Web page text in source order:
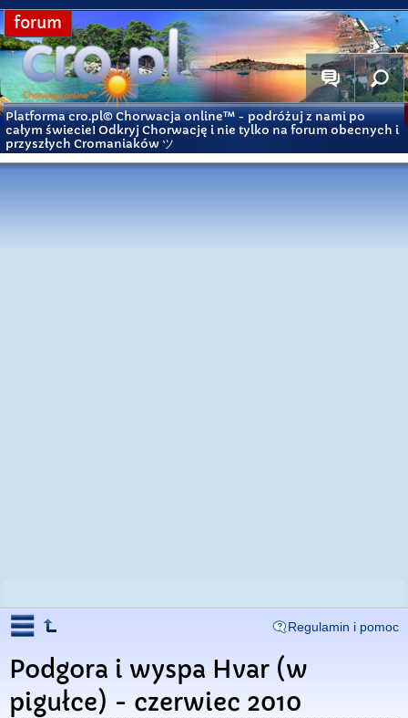
forum
Platforma cro.pl© Chorwacja online™ - podróżuj z nami po
całym świecie! Odkryj Chorwację i nie tylko na forum obecnych i
przyszłych Cromaniaków ツ
Regulamin i pomoc
Podgora i wyspa Hvar (w
pigułce) - czerwiec 2010